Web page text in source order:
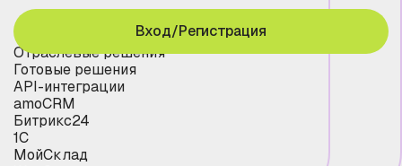
Отраслевые решения
Готовые решения
API-интеграции
amoCRM
Битрикс24
1С
МойСклад
Вход/Регистрация